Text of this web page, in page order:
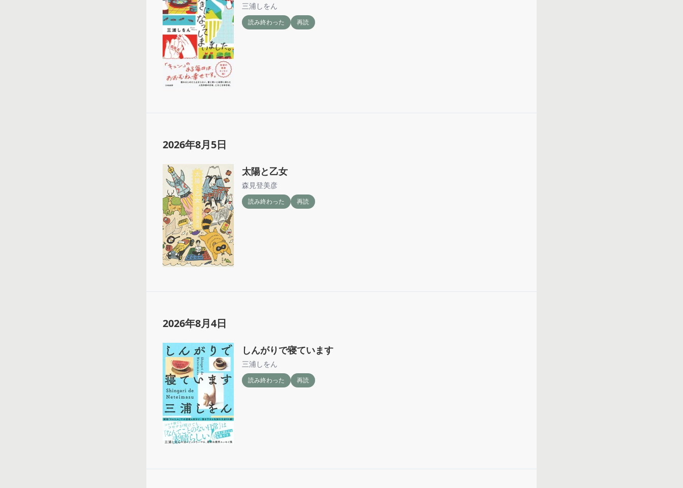
三浦しをん
読み終わった 再読
2026年8月5日
太陽と乙女
森見登美彦
読み終わった 再読
2026年8月4日
しんがりで寝ています
三浦しをん
読み終わった 再読